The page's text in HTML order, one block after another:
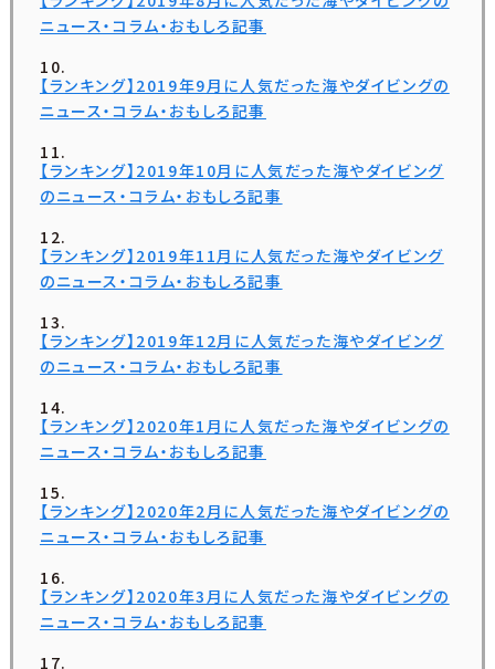
ニュース・コラム・おもしろ記事
【ランキング】2019年9月に人気だった海やダイビングの
ニュース・コラム・おもしろ記事
【ランキング】2019年10月に人気だった海やダイビング
のニュース・コラム・おもしろ記事
【ランキング】2019年11月に人気だった海やダイビング
のニュース・コラム・おもしろ記事
【ランキング】2019年12月に人気だった海やダイビング
のニュース・コラム・おもしろ記事
【ランキング】2020年1月に人気だった海やダイビングの
ニュース・コラム・おもしろ記事
【ランキング】2020年2月に人気だった海やダイビングの
ニュース・コラム・おもしろ記事
【ランキング】2020年3月に人気だった海やダイビングの
ニュース・コラム・おもしろ記事